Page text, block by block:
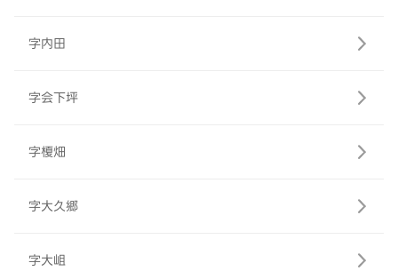
字内田
字会下坪
字榎畑
字大久郷
字大岨